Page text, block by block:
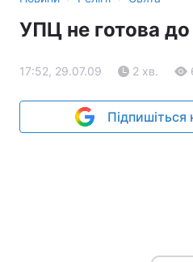
УПЦ не готова
17:52, 29.07.09 2 хв.
Підпишіться